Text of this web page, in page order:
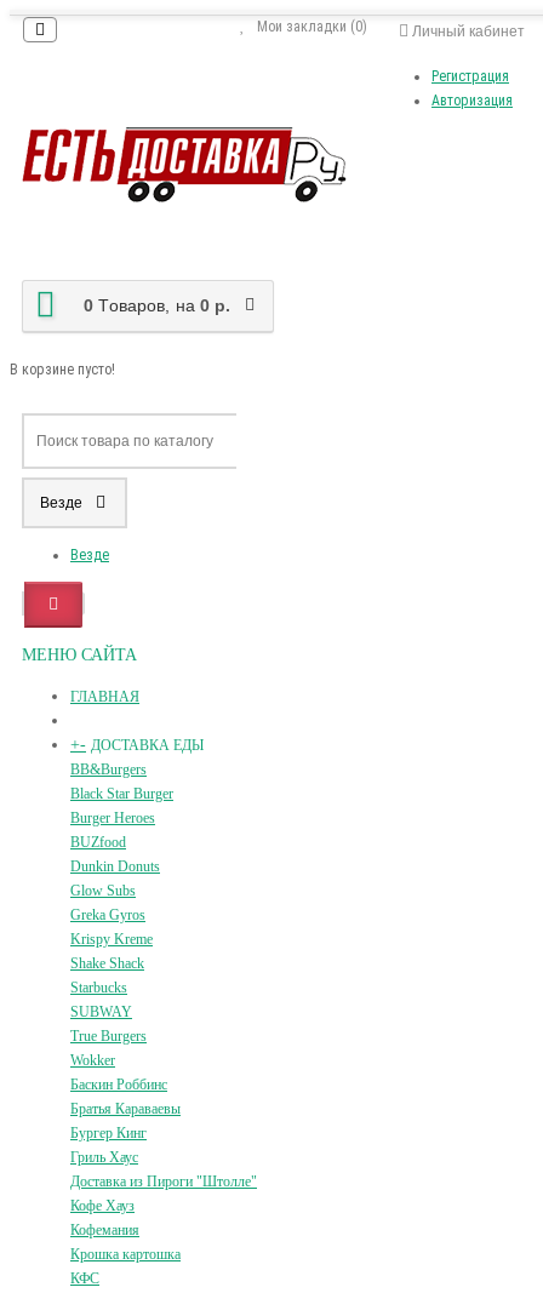
Личный кабинет
Регистрация
Авторизация
Мои закладки (0)
0 Tоваров, на 0 р.
В корзине пусто!
Везде
Везде
МЕНЮ САЙТА
ГЛАВНАЯ
+- ДОСТАВКА ЕДЫ
BB&Burgers
Black Star Burger
Burger Heroes
BUZfood
Dunkin Donuts
Glow Subs
Greka Gyros
Krispy Kreme
Shake Shack
Starbucks
SUBWAY
True Burgers
Wokker
Баскин Роббинс
Братья Караваевы
Бургер Кинг
Гриль Хаус
Доставка из Пироги "Штолле"
Кофе Хауз
Кофемания
Крошка картошка
КФС